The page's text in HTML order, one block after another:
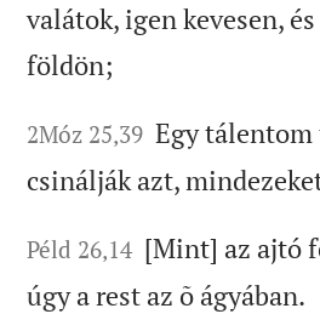
valátok, igen kevesen,
földön;
2Móz 25,39 Egy
csinálják azt,
Péld 26,14 [Mint] az ajtó
úgy a rest az õ ágyában.